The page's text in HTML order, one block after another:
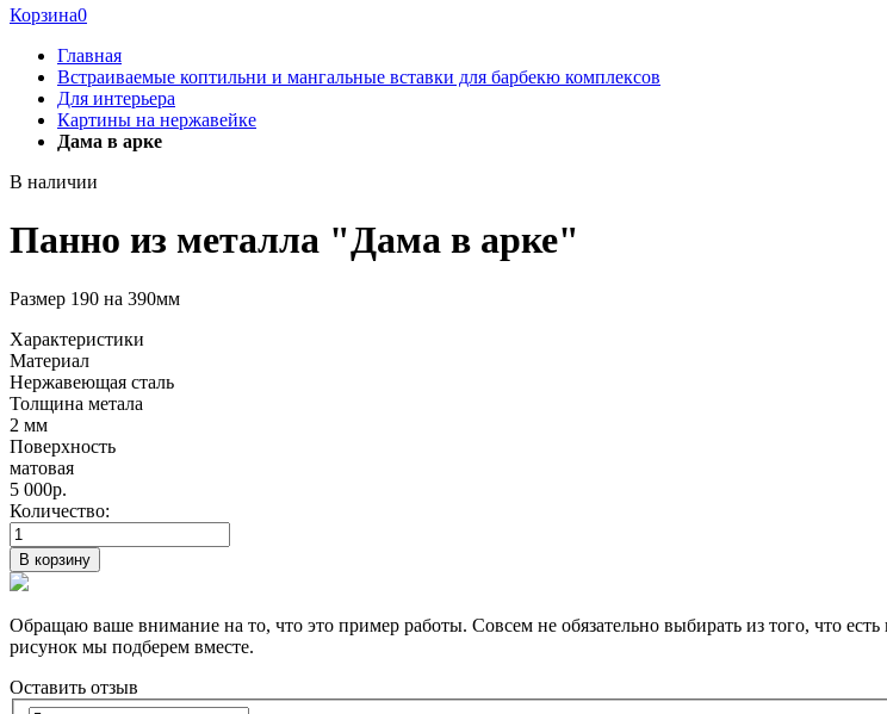
Корзина0
Главная
Встраиваемые коптильни и мангальные вставки для барбекю комплексов
Для интерьера
Картины на нержавейке
Дама в арке
В наличии
Панно из металла "Дама в арке"
Размер 190 на 390мм
Характеристики
Материал
Нержавеющая сталь
Толщина метала
2 мм
Поверхность
матовая
5 000р.
Количество:
В корзину
Обращаю ваше внимание на то, что это пример работы. Совсем не обязательно выбирать из того, что
рисунок мы подберем вместе.
Оставить отзыв